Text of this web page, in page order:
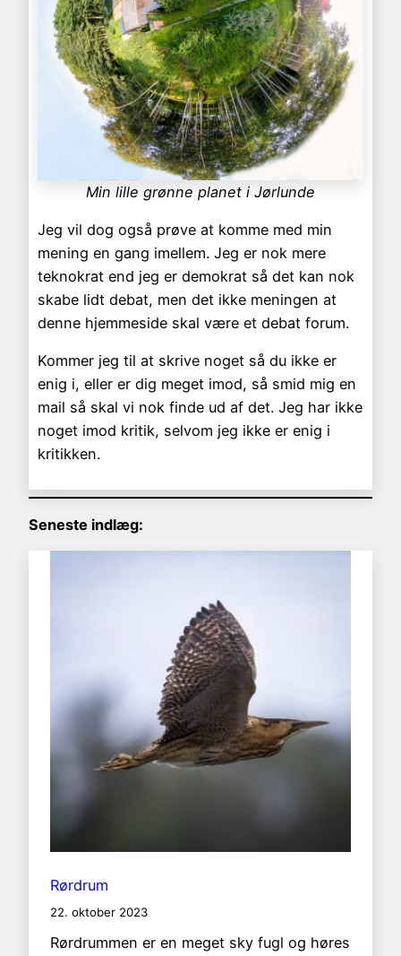
Min lille grønne planet i Jørlunde
Jeg vil dog også prøve at komme med min
mening en gang imellem. Jeg er nok mere
teknokrat end jeg er demokrat så det kan nok
skabe lidt debat, men det ikke meningen at
denne hjemmeside skal være et debat forum.
Kommer jeg til at skrive noget så du ikke er
enig i, eller er dig meget imod, så smid mig en
mail så skal vi nok finde ud af det. Jeg har ikke
noget imod kritik, selvom jeg ikke er enig i
kritikken.
Seneste indlæg:
Rørdrum
22. oktober 2023
Rørdrummen er en meget sky fugl og høres